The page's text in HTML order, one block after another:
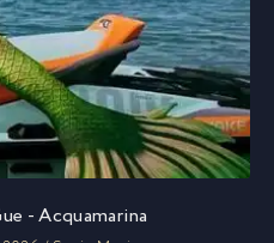
- Acquamarina